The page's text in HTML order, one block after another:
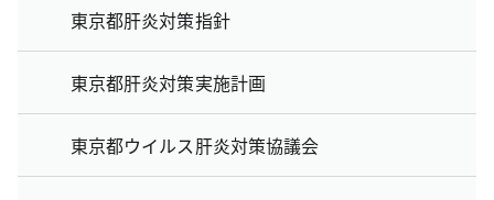
東京都肝炎対策指針
東京都肝炎対策実施計画
東京都ウイルス肝炎対策協議会